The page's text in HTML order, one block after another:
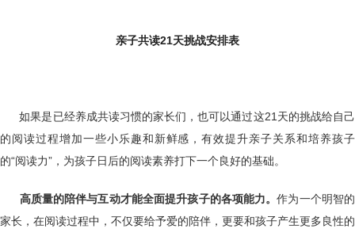
亲子共读21天挑战安排表
如果是已经养成共读习惯的家长们，也可以通过这21天的挑战给自己
的阅读过程增加一些小乐趣和新鲜感，有效提升亲子关系和培养孩子
的“阅读力”，为孩子日后的阅读素养打下一个良好的基础。
高质量的陪伴与互动才能全面提升孩子的各项能力。作为一个明智的
家长，在阅读过程中，不仅要给予爱的陪伴，更要和孩子产生更多良性的